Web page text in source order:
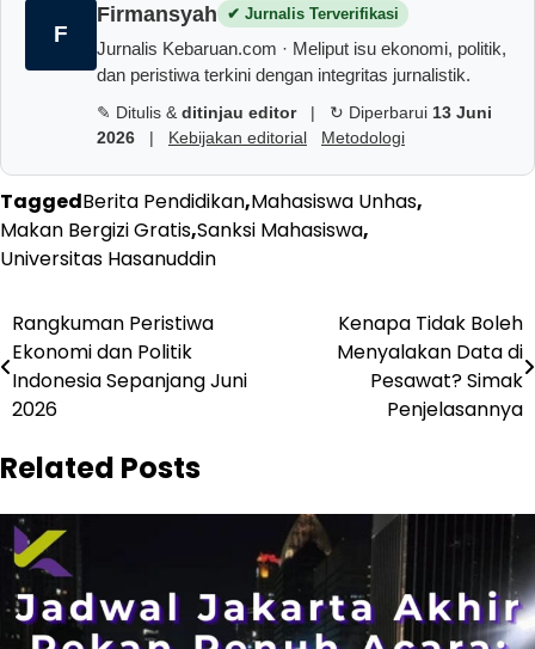
F
Firmansyah ✔ Jurnalis Terverifikasi
Jurnalis Kebaruan.com · Meliput isu ekonomi, politik,
dan peristiwa terkini dengan integritas jurnalistik.
✎ Ditulis & ditinjau editor| ↻ Diperbarui 13 Juni
2026 | Kebijakan editorial Metodologi
TaggedBerita Pendidikan,Mahasiswa Unhas,
Makan Bergizi Gratis,Sanksi Mahasiswa,
Universitas Hasanuddin
Navigasi
pos
Rangkuman Peristiwa
Ekonomi dan Politik
Indonesia Sepanjang Juni
2026
Kenapa Tidak Boleh
Menyalakan Data di
Pesawat? Simak
Penjelasannya
Related Posts